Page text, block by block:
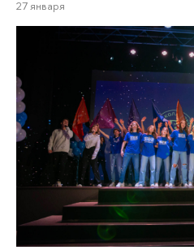
27 января